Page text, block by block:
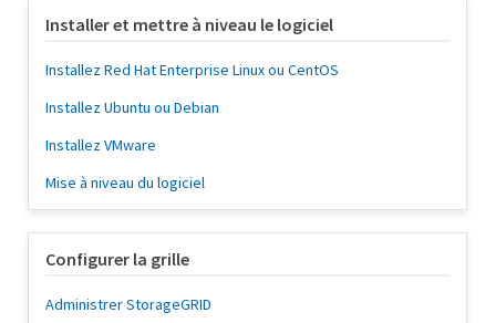
Installer et mettre à niveau le logiciel
Installez Red Hat Enterprise Linux ou CentOS
Installez Ubuntu ou Debian
Installez VMware
Mise à niveau du logiciel
Configurer la grille
Administrer StorageGRID